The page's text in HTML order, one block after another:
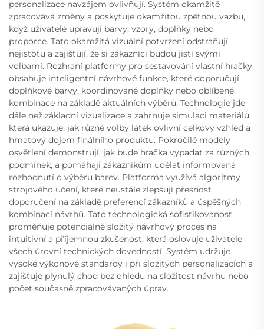
personalizace navzájem ovlivňují. Systém okamžitě
zpracovává změny a poskytuje okamžitou zpětnou vazbu,
když uživatelé upravují barvy, vzory, doplňky nebo
proporce. Tato okamžitá vizuální potvrzení odstraňují
nejistotu a zajišťují, že si zákazníci budou jistí svými
volbami. Rozhraní platformy pro sestavování vlastní hračky
obsahuje inteligentní návrhové funkce, které doporučují
doplňkové barvy, koordinované doplňky nebo oblíbené
kombinace na základě aktuálních výběrů. Technologie jde
dále než základní vizualizace a zahrnuje simulaci materiálů,
která ukazuje, jak různé volby látek ovlivní celkový vzhled a
hmatový dojem finálního produktu. Pokročilé modely
osvětlení demonstrují, jak bude hračka vypadat za různých
podmínek, a pomáhají zákazníkům udělat informovaná
rozhodnutí o výběru barev. Platforma využívá algoritmy
strojového učení, které neustále zlepšují přesnost
doporučení na základě preferencí zákazníků a úspěšných
kombinací návrhů. Tato technologická sofistikovanost
proměňuje potenciálně složitý návrhový proces na
intuitivní a příjemnou zkušenost, která oslovuje uživatele
všech úrovní technických dovedností. Systém udržuje
vysoké výkonové standardy i při složitých personalizacích a
zajišťuje plynulý chod bez ohledu na složitost návrhu nebo
počet současně zpracovávaných úprav.